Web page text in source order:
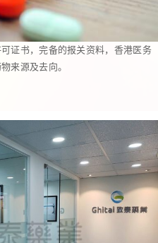
证书，完备的报关资料，香港医务
来源及去向。